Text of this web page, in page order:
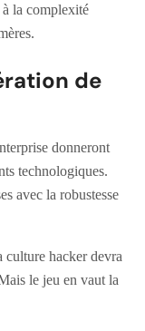
la complexité
de
donneront
technologiques.
avec la robustesse
culture hacker devra
le jeu en vaut la